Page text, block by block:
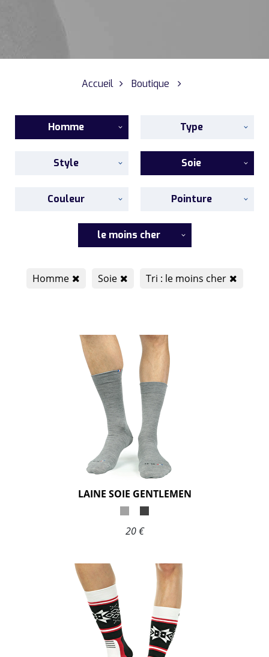
Accueil Boutique
Homme Type
Style Soie
Couleur Pointure
le moins cher
Homme Soie Tri : le moins cher
LAINE SOIE GENTLEMEN
20 €